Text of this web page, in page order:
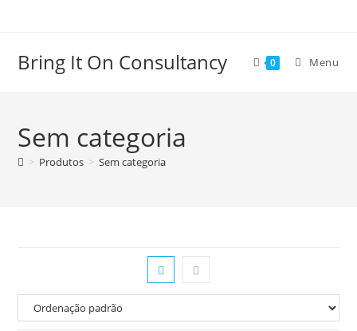
Bring It On Consultancy 0 Menu
Sem categoria
> Produtos > Sem categoria